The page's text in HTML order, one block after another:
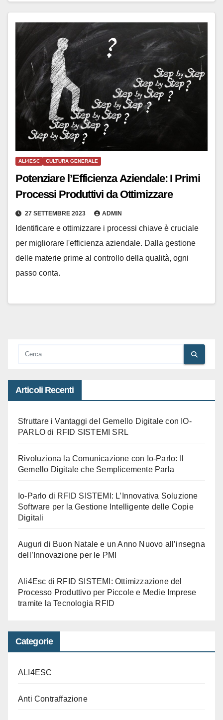
ALI4ESC CULTURA GENERALE
Potenziare l’Efficienza Aziendale: I Primi
Processi Produttivi da Ottimizzare
27 SETTEMBRE 2023 ADMIN
Identificare e ottimizzare i processi chiave è cruciale
per migliorare l'efficienza aziendale. Dalla gestione
delle materie prime al controllo della qualità, ogni
passo conta.
Articoli Recenti
Sfruttare i Vantaggi del Gemello Digitale con IO-
PARLO di RFID SISTEMI SRL
Rivoluziona la Comunicazione con Io-Parlo: Il
Gemello Digitale che Semplicemente Parla
Io-Parlo di RFID SISTEMI: L’Innovativa Soluzione
Software per la Gestione Intelligente delle Copie
Digitali
Auguri di Buon Natale e un Anno Nuovo all’insegna
dell’Innovazione per le PMI
Ali4Esc di RFID SISTEMI: Ottimizzazione del
Processo Produttivo per Piccole e Medie Imprese
tramite la Tecnologia RFID
Categorie
ALI4ESC
Anti Contraffazione